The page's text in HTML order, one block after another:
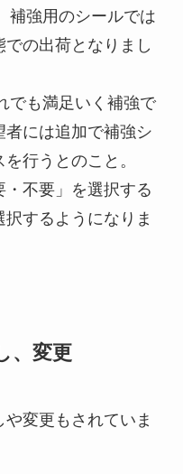
補強用のシールでは
の出荷となりまし
でも満足いく補強で
には追加で補強シ
行うとのこと。
不要」を選択する
するようになりま
、変更
変更もされていま